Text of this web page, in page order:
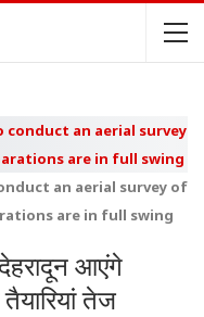
an aerial survey of
are in full swing
आएंगे
तेज